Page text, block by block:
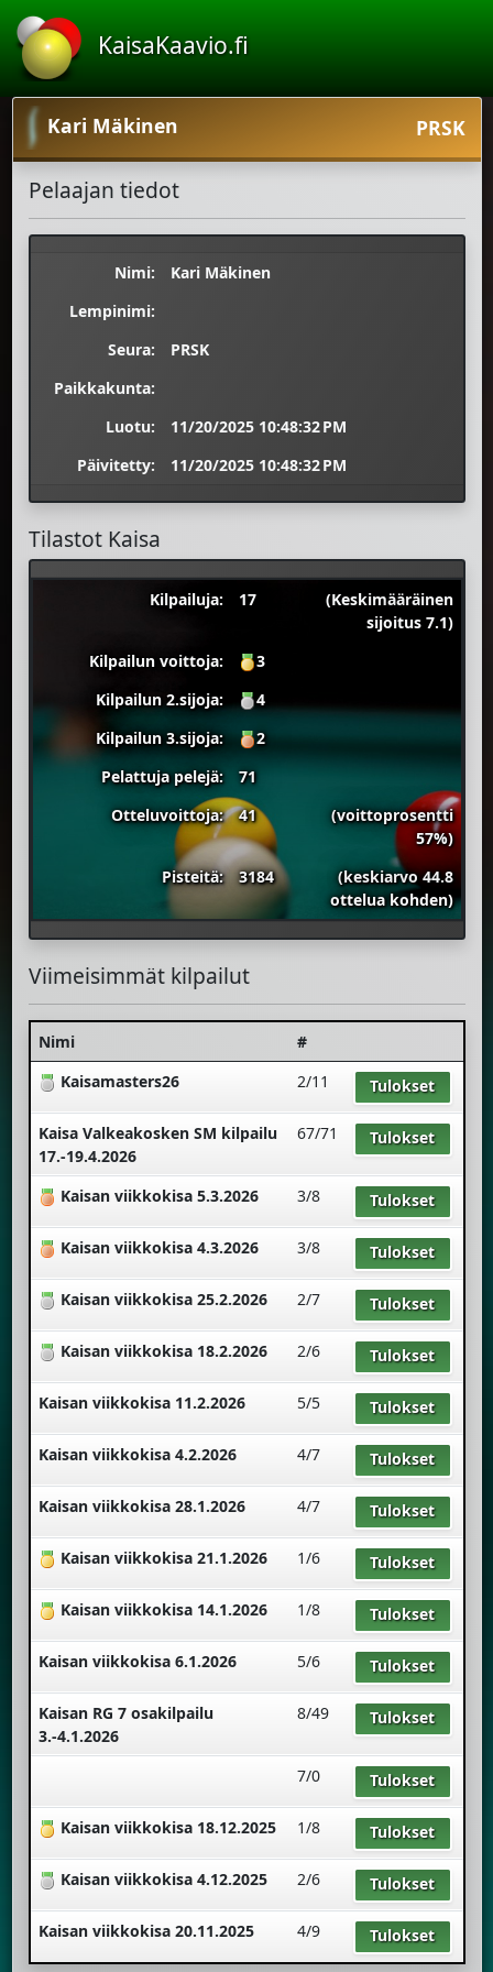
KaisaKaavio.fi
Kari Mäkinen PRSK
Pelaajan tiedot
Nimi:
Kari Mäkinen
Lempinimi:
Seura:
PRSK
Paikkakunta:
Luotu:
11/20/2025 10:48:32 PM
Päivitetty:
11/20/2025 10:48:32 PM
Tilastot Kaisa
Kilpailuja: 17
(Keskimääräinen
sijoitus 7.1)
Kilpailun voittoja:
3
Kilpailun 2.sijoja:
4
Kilpailun 3.sijoja:
2
Pelattuja pelejä:
71
Otteluvoittoja:
41
(voittoprosentti
57%)
Pisteitä:
3184
(keskiarvo 44.8
ottelua kohden)
Viimeisimmät kilpailut
Nimi
#
Kaisamasters26
2/11 Tulokset
Kaisa Valkeakosken SM kilpailu
17.-19.4.2026
67/71 Tulokset
Kaisan viikkokisa 5.3.2026 3/8 Tulokset
Kaisan viikkokisa 4.3.2026 3/8 Tulokset
Kaisan viikkokisa 25.2.2026 2/7 Tulokset
Kaisan viikkokisa 18.2.2026 2/6 Tulokset
Kaisan viikkokisa 11.2.2026 5/5 Tulokset
Kaisan viikkokisa 4.2.2026 4/7 Tulokset
Kaisan viikkokisa 28.1.2026 4/7 Tulokset
Kaisan viikkokisa 21.1.2026 1/6 Tulokset
Kaisan viikkokisa 14.1.2026 1/8 Tulokset
Kaisan viikkokisa 6.1.2026 5/6 Tulokset
Kaisan RG 7 osakilpailu
3.-4.1.2026
8/49 Tulokset
7/0 Tulokset
Kaisan viikkokisa 18.12.2025 1/8 Tulokset
Kaisan viikkokisa 4.12.2025 2/6 Tulokset
Kaisan viikkokisa 20.11.2025 4/9 Tulokset